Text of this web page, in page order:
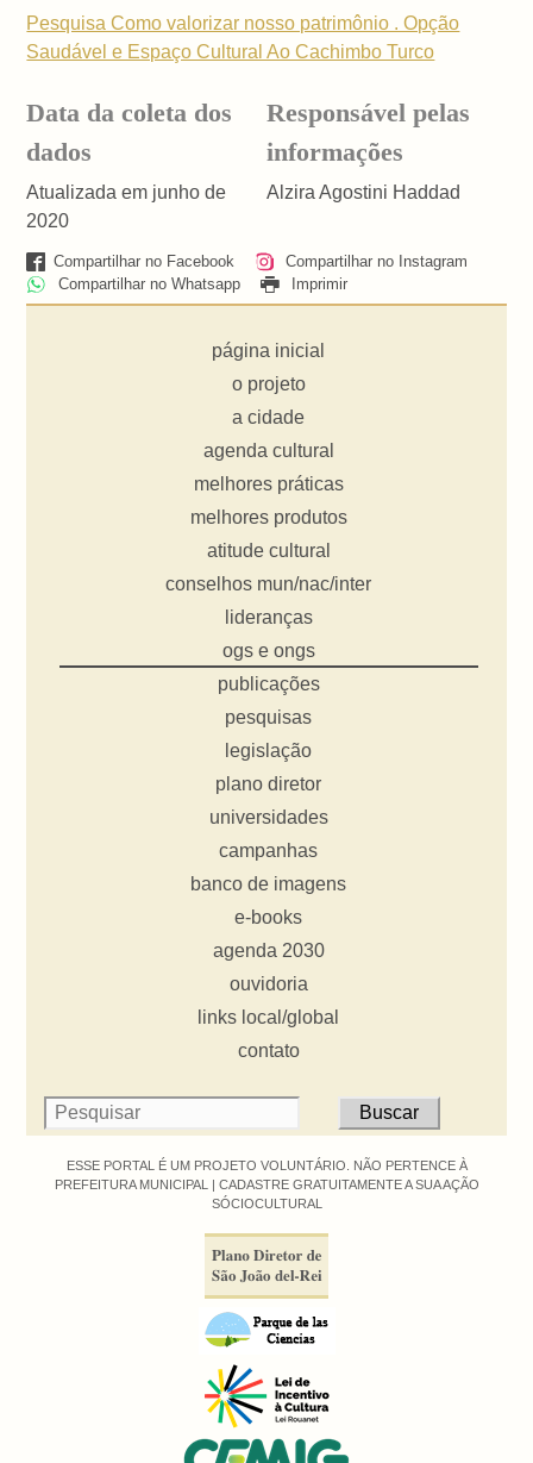
Pesquisa Como valorizar nosso patrimônio . Opção
Saudável e Espaço Cultural Ao Cachimbo Turco
Data da coleta dos
dados
Atualizada em junho de
2020
Responsável pelas
informações
Alzira Agostini Haddad
Compartilhar no Facebook
Compartilhar no Instagram
Compartilhar no Whatsapp
Imprimir
página inicial
o projeto
a cidade
agenda cultural
melhores práticas
melhores produtos
atitude cultural
conselhos mun/nac/inter
lideranças
ogs e ongs
publicações
pesquisas
legislação
plano diretor
universidades
campanhas
banco de imagens
e-books
agenda 2030
ouvidoria
links local/global
contato
ESSE PORTAL É UM PROJETO VOLUNTÁRIO. NÃO PERTENCE À
PREFEITURA MUNICIPAL | CADASTRE GRATUITAMENTE A SUA AÇÃO
SÓCIOCULTURAL